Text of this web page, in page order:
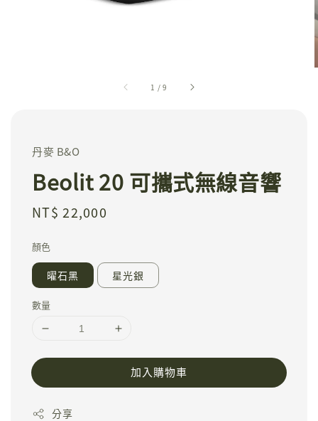
1 /9
丹麥 B&O
Beolit 20 可攜式無線音響
Regular
NT$ 22,000
顏色
曜石黑 星光銀
數量
加入購物車
分享